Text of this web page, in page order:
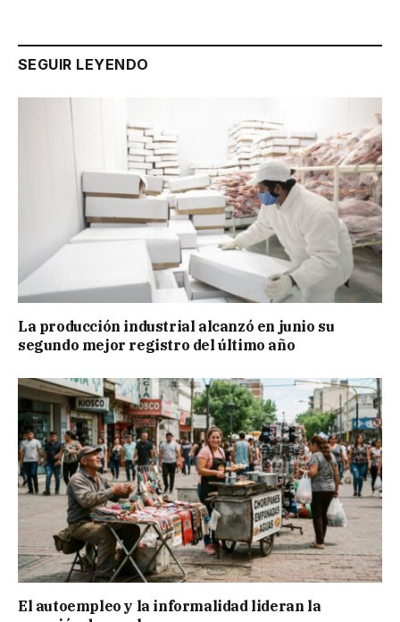
SEGUIR LEYENDO
La producción industrial alcanzó en junio su
segundo mejor registro del último año
El autoempleo y la informalidad lideran la